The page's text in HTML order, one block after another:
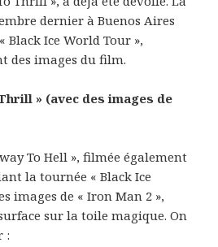
dernier à Buenos Aires
Black Ice World Tour »,
des images du film.
» (avec des images de
To Hell », filmée également
la tournée « Black Ice
images de « Iron Man 2 »,
sur la toile magique. On
: